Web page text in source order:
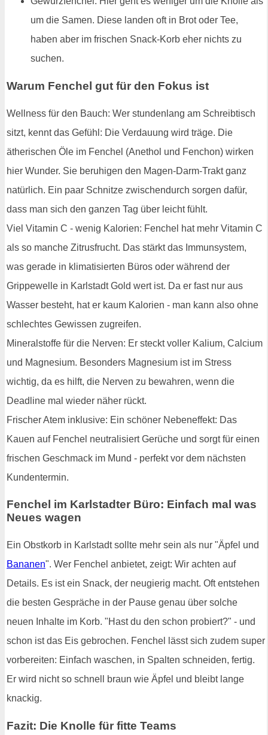
um die Samen. Diese landen oft in Brot oder Tee,
haben aber im frischen Snack-Korb eher nichts zu
suchen.
Warum Fenchel gut für den Fokus ist
Wellness für den Bauch: Wer stundenlang am Schreibtisch
sitzt, kennt das Gefühl: Die Verdauung wird träge. Die
ätherischen Öle im Fenchel (Anethol und Fenchon) wirken
hier Wunder. Sie beruhigen den Magen-Darm-Trakt ganz
natürlich. Ein paar Schnitze zwischendurch sorgen dafür,
dass man sich den ganzen Tag über leicht fühlt.
Viel Vitamin C - wenig Kalorien: Fenchel hat mehr Vitamin C
als so manche Zitrusfrucht. Das stärkt das Immunsystem,
was gerade in klimatisierten Büros oder während der
Grippewelle in Karlstadt Gold wert ist. Da er fast nur aus
Wasser besteht, hat er kaum Kalorien - man kann also ohne
schlechtes Gewissen zugreifen.
Mineralstoffe für die Nerven: Er steckt voller Kalium, Calcium
und Magnesium. Besonders Magnesium ist im Stress
wichtig, da es hilft, die Nerven zu bewahren, wenn die
Deadline mal wieder näher rückt.
Frischer Atem inklusive: Ein schöner Nebeneffekt: Das
Kauen auf Fenchel neutralisiert Gerüche und sorgt für einen
frischen Geschmack im Mund - perfekt vor dem nächsten
Kundentermin.
Fenchel im Karlstadter Büro: Einfach mal was
Neues wagen
Ein Obstkorb in Karlstadt sollte mehr sein als nur "Äpfel und
Bananen". Wer Fenchel anbietet, zeigt: Wir achten auf
Details. Es ist ein Snack, der neugierig macht. Oft entstehen
die besten Gespräche in der Pause genau über solche
neuen Inhalte im Korb. "Hast du den schon probiert?" - und
schon ist das Eis gebrochen. Fenchel lässt sich zudem super
vorbereiten: Einfach waschen, in Spalten schneiden, fertig.
Er wird nicht so schnell braun wie Äpfel und bleibt lange
knackig.
Fazit: Die Knolle für fitte Teams